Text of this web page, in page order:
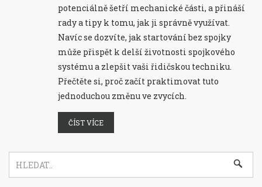
potenciálně šetří mechanické části, a přináší
rady a tipy k tomu, jak ji správně využívat.
Navíc se dozvíte, jak startování bez spojky
může přispět k delší životnosti spojkového
systému a zlepšit vaši řidičskou techniku.
Přečtěte si, proč začít praktimovat tuto
jednoduchou změnu ve zvycích.
ČÍST VÍCE